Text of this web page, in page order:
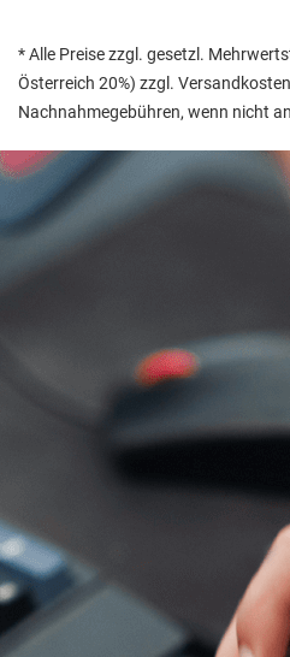
* Alle Preise zzgl. gesetzl.
Österreich 20%) zzgl.
Nachnahmegebühren, wenn nicht